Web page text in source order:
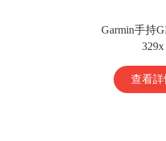
Garmin手持
329x
查看詳